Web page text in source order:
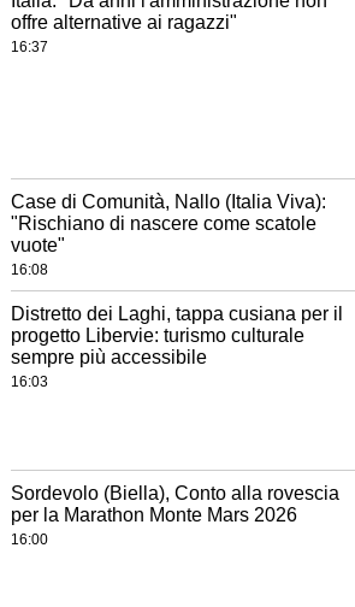
offre alternative ai ragazzi"
16:37
Case di Comunità, Nallo (Italia Viva):
"Rischiano di nascere come scatole
vuote"
16:08
Distretto dei Laghi, tappa cusiana per il
progetto Libervie: turismo culturale
sempre più accessibile
16:03
Sordevolo (Biella), Conto alla rovescia
per la Marathon Monte Mars 2026
16:00